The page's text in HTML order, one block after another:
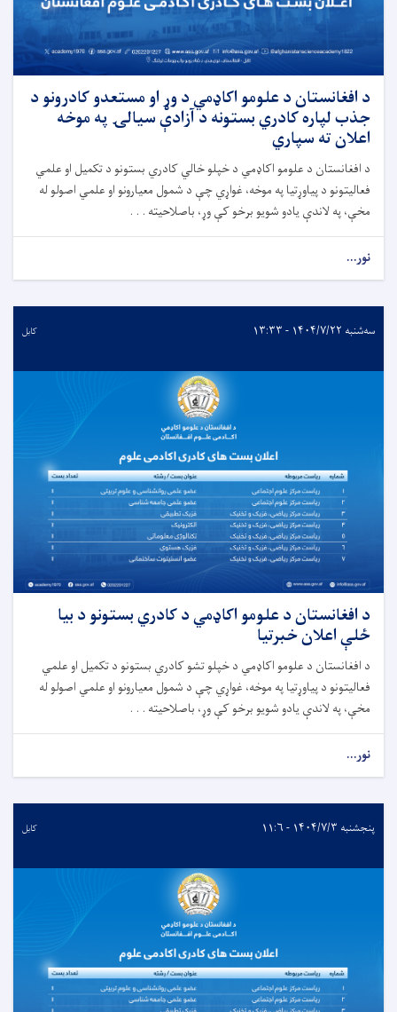
د افغانستان د علومو اکاډمي د وړ او مستعدو کادرونو د
جذب لپاره کادري بستونه د آزادې سیالۍ په موخه
اعلان ته سپاري
د افغانستان د علومو اکاډمي د خپلو خالي کادري بستونو د تکمیل او علمي
فعالیتونو د پیاوړتیا په موخه، غواړي چې د شمول معیارونو او علمي اصولو له
مخې، په لاندې یادو شویو برخو کې وړ، باصلاحیته . . .
نور...
سه‌شنبه ۱۴۰۴/۷/۲۲ - ۱۳:۳۳ کابل
د افغانستان د علومو اکاډمي د کادري بستونو د بیا
ځلې اعلان خبرتیا
د افغانستان د علومو اکاډمي د خپلو تشو کادري بستونو د تکمیل او علمي
فعالیتونو د پیاوړتیا په موخه، غواړي چې د شمول معیارونو او علمي اصولو له
مخې، په لاندې یادو شویو برخو کې وړ، باصلاحیته . . .
نور...
پنجشنبه ۱۴۰۴/۷/۳ - ۱۱:۶ کابل